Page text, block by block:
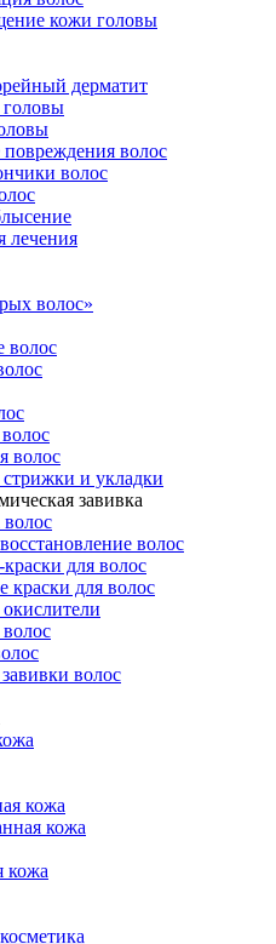
кожи головы
дерматит
волос
волос
лечения
волос»
волос
волос
и укладки
завивка
волос
для волос
краски для волос
волос
кожа
кожа
кожа